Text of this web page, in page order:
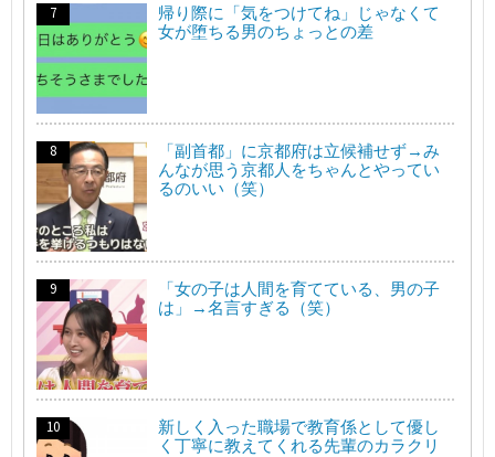
帰り際に「気をつけてね」じゃなくて
女が堕ちる男のちょっとの差
「副首都」に京都府は立候補せず→み
んなが思う京都人をちゃんとやってい
るのいい（笑）
「女の子は人間を育てている、男の子
は」→名言すぎる（笑）
新しく入った職場で教育係として優し
く丁寧に教えてくれる先輩のカラクリ